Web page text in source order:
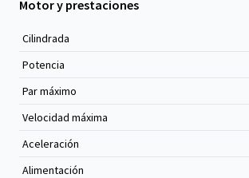
Motor y prestaciones
Cilindrada
Potencia
Par máximo
Velocidad máxima
Aceleración
Alimentación